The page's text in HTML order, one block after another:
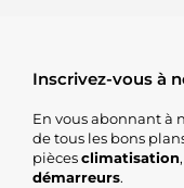
Inscrivez-vous à
En vous abonnant à
de tous les bons
piècesclimatisation,
démarreurs.